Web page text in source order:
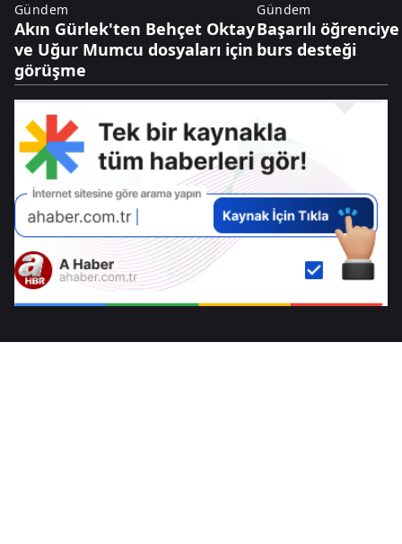
Gündem
Akın Gürlek'ten Behçet Oktay
ve Uğur Mumcu dosyaları için
görüşme
Gündem
Başarılı
burs desteği